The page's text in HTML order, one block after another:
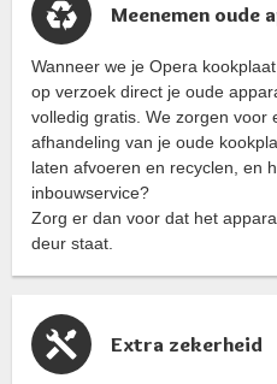
Meenemen oude
Wanneer we je Opera
op verzoek direct je oude
volledig gratis. We zorgen voor
afhandeling van je oude
laten afvoeren en recyclen, en
inbouwservice?
Zorg er dan voor dat het
deur staat.
Extra zekerheid